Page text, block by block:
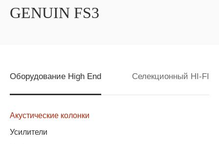
GENUIN FS3
Оборудование High End Селекционный HI-FI
Акустические колонки
Усилители